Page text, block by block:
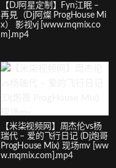
【DJ阿星定制】Fyn江眠 –
再見（Dj阿燦 ProgHouse Mi
x） 影视vj [www.mqmix.co
m].mp4
【米柒视频网】周杰伦vs杨
瑞代 – 爱的飞行日记 (Dj炮哥
ProgHouse Mix) 现场mv [ww
w.mqmix.com].mp4